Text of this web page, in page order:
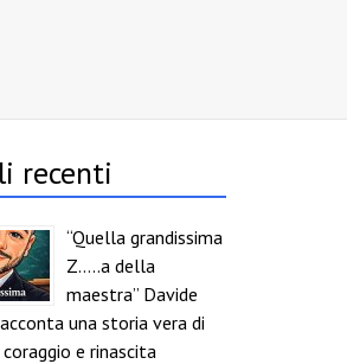
recenti
“Quella grandissima
Z…..a della
maestra” Davide
una storia vera di
e rinascita